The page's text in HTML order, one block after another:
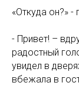
«Откуда он?» -
- Привет! –
радостный
увидел в
вбежала в